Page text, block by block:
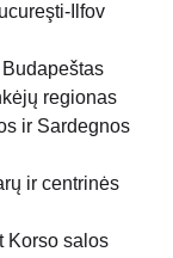
Ilfov
regionas
ir Sardegnos
ir centrinės
Korso salos